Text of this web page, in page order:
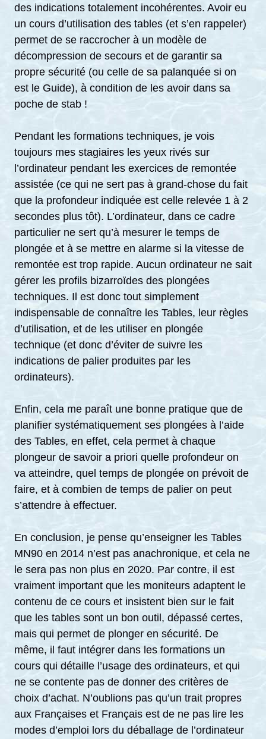
des indications totalement incohérentes. Avoir eu
un cours d’utilisation des tables (et s’en rappeler)
permet de se raccrocher à un modèle de
décompression de secours et de garantir sa
propre sécurité (ou celle de sa palanquée si on
est le Guide), à condition de les avoir dans sa
poche de stab !
Pendant les formations techniques, je vois
toujours mes stagiaires les yeux rivés sur
l’ordinateur pendant les exercices de remontée
assistée (ce qui ne sert pas à grand-chose du fait
que la profondeur indiquée est celle relevée 1 à 2
secondes plus tôt). L’ordinateur, dans ce cadre
particulier ne sert qu’à mesurer le temps de
plongée et à se mettre en alarme si la vitesse de
remontée est trop rapide. Aucun ordinateur ne sait
gérer les profils bizarroïdes des plongées
techniques. Il est donc tout simplement
indispensable de connaître les Tables, leur règles
d’utilisation, et de les utiliser en plongée
technique (et donc d’éviter de suivre les
indications de palier produites par les
ordinateurs).
Enfin, cela me paraît une bonne pratique que de
planifier systématiquement ses plongées à l’aide
des Tables, en effet, cela permet à chaque
plongeur de savoir a priori quelle profondeur on
va atteindre, quel temps de plongée on prévoit de
faire, et à combien de temps de palier on peut
s’attendre à effectuer.
En conclusion, je pense qu’enseigner les Tables
MN90 en 2014 n’est pas anachronique, et cela ne
le sera pas non plus en 2020. Par contre, il est
vraiment important que les moniteurs adaptent le
contenu de ce cours et insistent bien sur le fait
que les tables sont un bon outil, dépassé certes,
mais qui permet de plonger en sécurité. De
même, il faut intégrer dans les formations un
cours qui détaille l’usage des ordinateurs, et qui
ne se contente pas de donner des critères de
choix d’achat. N’oublions pas qu’un trait propres
aux Françaises et Français est de ne pas lire les
modes d’emploi lors du déballage de l’ordinateur